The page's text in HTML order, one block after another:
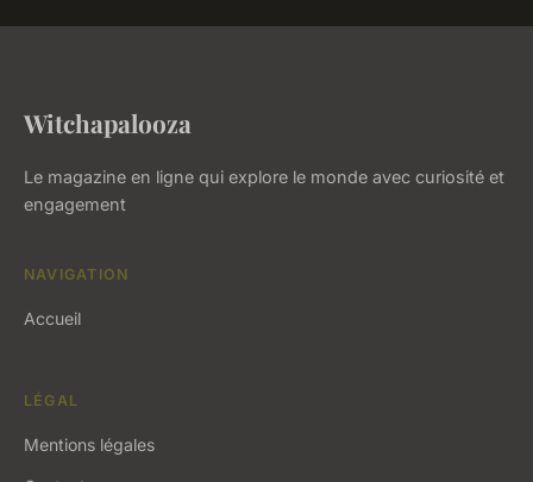
Witchapalooza
Le magazine en ligne qui explore le monde avec curiosité et
engagement
NAVIGATION
Accueil
LÉGAL
Mentions légales